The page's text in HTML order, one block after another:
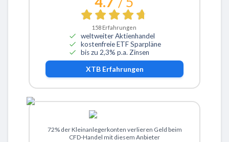
158 Erfahrungen
weltweiter Aktienhandel
kostenfreie ETF Sparpläne
bis zu 2,3% p.a. Zinsen
XTBErfahrungen
Zu ActivTrades
72% der Kleinanlegerkonten verlieren Geld beim
CFD-Handel mit diesem Anbieter